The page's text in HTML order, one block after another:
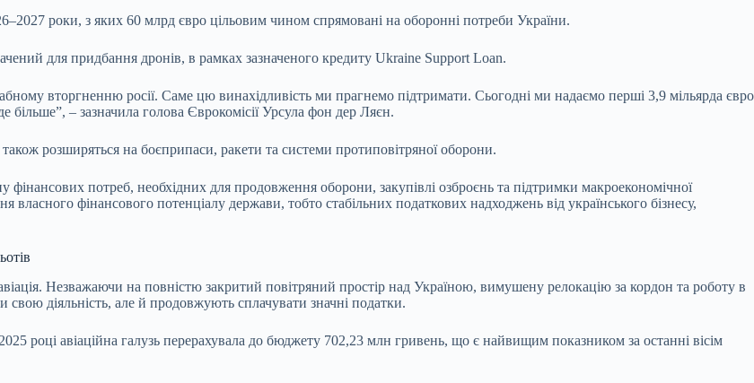
роки, з яких 60 млрд євро цільовим чином спрямовані на оборонні потреби України.
для придбання дронів, в рамках зазначеного кредиту Ukraine Support Loan.
вторгненню росії. Саме цю винахідливість ми прагнемо підтримати. Сьогодні ми надаємо перші 3,9 мільярда євро
більше”, – зазначила голова Єврокомісії Урсула фон дер Ляєн.
розширяться на боєприпаси, ракети та системи протиповітряної оборони.
потреб, необхідних для продовження оборони, закупівлі озброєнь та підтримки макроекономічної
власного фінансового потенціалу держави, тобто стабільних податкових надходжень від українського бізнесу,
Незважаючи на повністю закритий повітряний простір над Україною, вимушену релокацію за кордон та роботу в
свою діяльність, але й продовжують сплачувати значні податки.
році авіаційна галузь перерахувала до бюджету 702,23 млн гривень, що є найвищим показником за останні вісім